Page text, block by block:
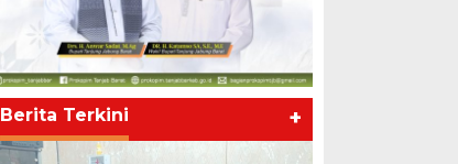
Berita Terkini +